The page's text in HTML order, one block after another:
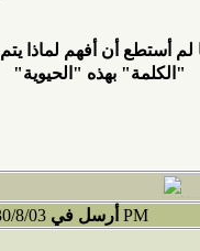
لم أستطع أن أفهم لماذا
"الكلمة" بهذه "الحيوية"
أرسل في 09:07 PM